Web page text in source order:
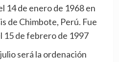
14 de enero de 1968 en
de Chimbote, Perú. Fue
de febrero de 1997
será la ordenación